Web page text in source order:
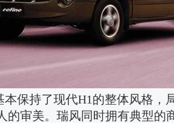
本保持了现代H1的整体风格，
的审美。瑞风同时拥有典型的